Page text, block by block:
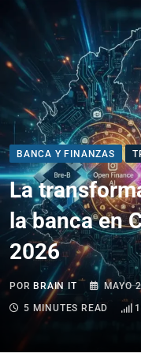
BANCA Y FINANZAS
La
la banca en
2026
POR BRAIN IT MAYO
5 MINUTES READ